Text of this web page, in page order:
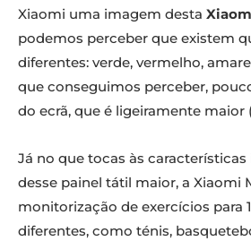
Xiaomi uma imagem desta
podemos perceber que existem
diferentes: verde, vermelho,
que conseguimos perceber,
do ecrã, que é ligeiramente maior
Já no que tocas às características
desse painel tátil maior, a Xiaomi
monitorização de exercícios para
diferentes, como ténis,